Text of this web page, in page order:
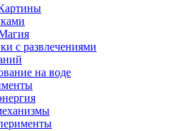
с развлечениями
на воде